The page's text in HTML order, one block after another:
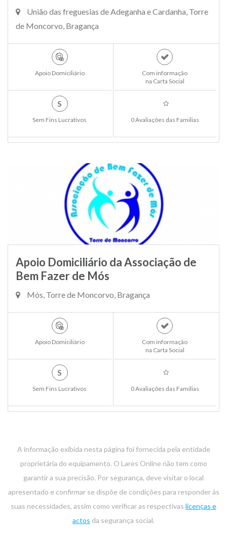
União das freguesias de Adeganha e Cardanha, Torre
de Moncorvo, Bragança
Apoio Domiciliário
Com informação
na Carta Social
S
Sem Fins Lucrativos 0 Avaliações das Familias
Apoio Domiciliário da Associação de
Bem Fazer de Mós
Mós, Torre de Moncorvo, Bragança
Apoio Domiciliário
Com informação
na Carta Social
S
Sem Fins Lucrativos 0 Avaliações das Familias
A informação exibida nesta página foi fornecida pela entidade
proprietária do equipamento. O Lares Online não tem como
garantir a sua precisão. Por segurança, deve visitar o local
apresentado e confirmar se dispõe de condições para responder ás
suas necessidades, assim como verificar as respectivas licenças e
actos da segurança social.